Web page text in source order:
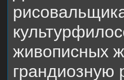
живописных
грандиозную